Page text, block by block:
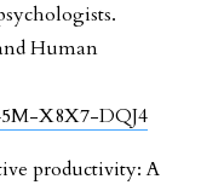
Human
X8X7-DQJ4
productivity: A